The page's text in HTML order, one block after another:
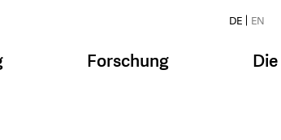
DE EN
Forschung